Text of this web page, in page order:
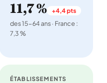
11,7 % +4,4 pts
des 15-64 ans · France :
7,3 %
ÉTABLISSEMENTS